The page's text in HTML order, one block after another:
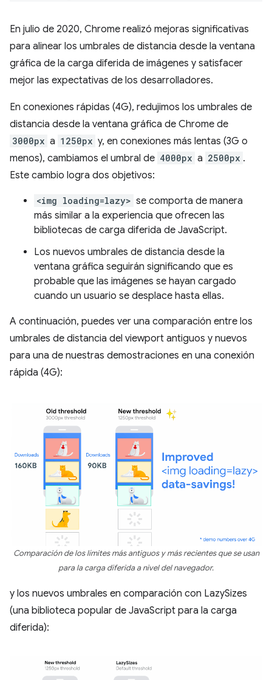
En julio de 2020, Chrome realizó mejoras significativas
para alinear los umbrales de distancia desde la ventana
gráfica de la carga diferida de imágenes y satisfacer
mejor las expectativas de los desarrolladores.
En conexiones rápidas (4G), redujimos los umbrales de
distancia desde la ventana gráfica de Chrome de
3000px a 1250px y, en conexiones más lentas (3G o
menos), cambiamos el umbral de 4000px a 2500px .
Este cambio logra dos objetivos:
<img loading=lazy> se comporta de manera
más similar a la experiencia que ofrecen las
bibliotecas de carga diferida de JavaScript.
Los nuevos umbrales de distancia desde la
ventana gráfica seguirán significando que es
probable que las imágenes se hayan cargado
cuando un usuario se desplace hasta ellas.
A continuación, puedes ver una comparación entre los
umbrales de distancia del viewport antiguos y nuevos
para una de nuestras demostraciones en una conexión
rápida (4G):
Comparación de los límites más antiguos y más recientes que se usan
para la carga diferida a nivel del navegador.
y los nuevos umbrales en comparación con LazySizes
(una biblioteca popular de JavaScript para la carga
diferida):